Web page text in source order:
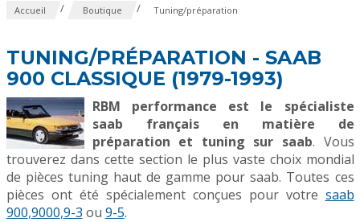
Accueil / Boutique / Tuning/préparation
TUNING/PRÉPARATION - SAAB
900 CLASSIQUE (1979-1993)
RBM performance est le spécialiste
saab français en matière de
préparation et tuning sur saab. Vous
trouverez dans cette section le plus vaste choix mondial
de pièces tuning haut de gamme pour saab. Toutes ces
pièces ont été spécialement conçues pour votre saab
900,9000,9-3 ou 9-5.